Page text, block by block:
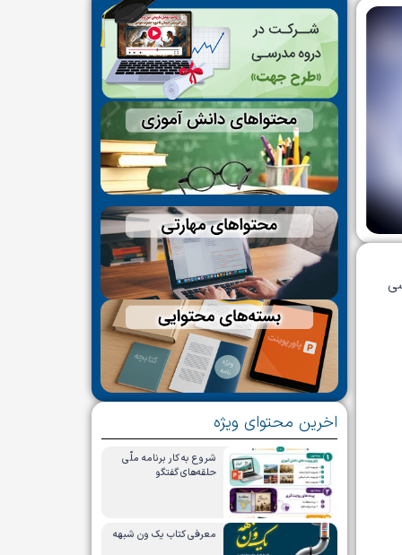
اخرین محتوای ویژه
شروع به کار برنامه ملّی
حلقه‌های گفتگو
معرفی کتاب یک ون شبهه